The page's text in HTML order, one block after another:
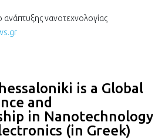
νανοτεχνολογίας
is a Global
and
in Nanotechnology
(in Greek)